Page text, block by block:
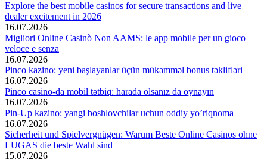
Explore the best mobile casinos for secure transactions and live
dealer excitement in 2026
16.07.2026
Migliori Online Casinò Non AAMS: le app mobile per un gioco
veloce e senza
16.07.2026
Pinco kazino: yeni başlayanlar üçün mükəmməl bonus təklifləri
16.07.2026
Pinco casino-da mobil tətbiq: harada olsanız da oynayın
16.07.2026
Pin-Up kazino: yangi boshlovchilar uchun oddiy yo’riqnoma
16.07.2026
Sicherheit und Spielvergnügen: Warum Beste Online Casinos ohne
LUGAS die beste Wahl sind
15.07.2026